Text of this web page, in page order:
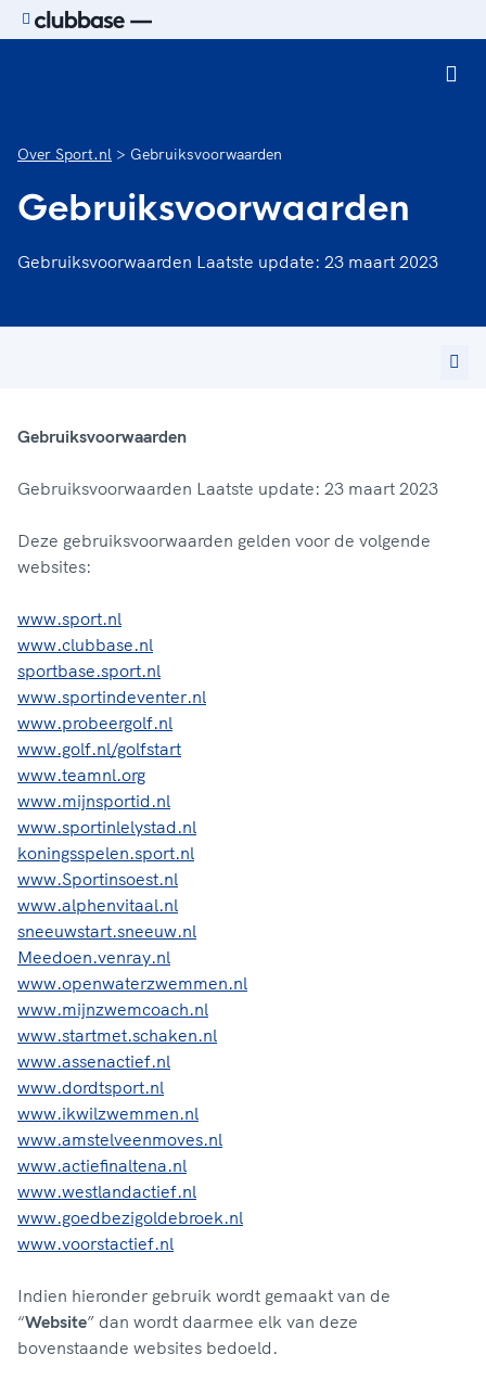
Over Sport.nl Gebruiksvoorwaarden
Gebruiksvoorwaarden
Gebruiksvoorwaarden Laatste update: 23 maart 2023
Gebruiksvoorwaarden
Gebruiksvoorwaarden Laatste update: 23 maart 2023
Deze gebruiksvoorwaarden gelden voor de volgende
websites:
www.sport.nl
www.clubbase.nl
sportbase.sport.nl
www.sportindeventer.nl
www.probeergolf.nl
www.golf.nl/golfstart
www.teamnl.org
www.mijnsportid.nl
www.sportinlelystad.nl
koningsspelen.sport.nl
www.Sportinsoest.nl
www.alphenvitaal.nl
sneeuwstart.sneeuw.nl
Meedoen.venray.nl
www.openwaterzwemmen.nl
www.mijnzwemcoach.nl
www.startmet.schaken.nl
www.assenactief.nl
www.dordtsport.nl
www.ikwilzwemmen.nl
www.amstelveenmoves.nl
www.actiefinaltena.nl
www.westlandactief.nl
www.goedbezigoldebroek.nl
www.voorstactief.nl
Indien hieronder gebruik wordt gemaakt van de
“Website” dan wordt daarmee elk van deze
bovenstaande websites bedoeld.